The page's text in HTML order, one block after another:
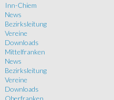
Inn-Chiem
News
Bezirksleitung
Vereine
Downloads
Mittelfranken
News
Bezirksleitung
Vereine
Downloads
Oberfranken